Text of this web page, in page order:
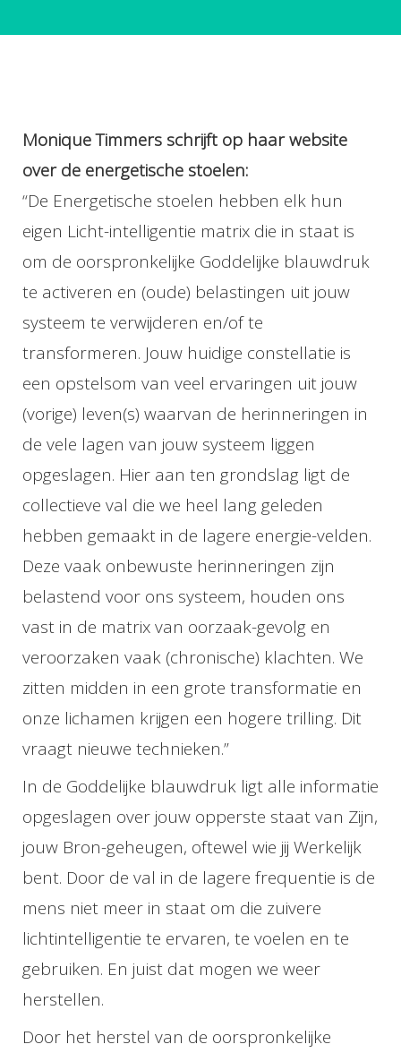
Monique Timmers schrijft op haar website
over de energetische stoelen:
“De Energetische stoelen hebben elk hun
eigen Licht-intelligentie matrix die in staat is
om de oorspronkelijke Goddelijke blauwdruk
te activeren en (oude) belastingen uit jouw
systeem te verwijderen en/of te
transformeren. Jouw huidige constellatie is
een opstelsom van veel ervaringen uit jouw
(vorige) leven(s) waarvan de herinneringen in
de vele lagen van jouw systeem liggen
opgeslagen. Hier aan ten grondslag ligt de
collectieve val die we heel lang geleden
hebben gemaakt in de lagere energie-velden.
Deze vaak onbewuste herinneringen zijn
belastend voor ons systeem, houden ons
vast in de matrix van oorzaak-gevolg en
veroorzaken vaak (chronische) klachten. We
zitten midden in een grote transformatie en
onze lichamen krijgen een hogere trilling. Dit
vraagt nieuwe technieken.”
In de Goddelijke blauwdruk ligt alle informatie
opgeslagen over jouw opperste staat van Zijn,
jouw Bron-geheugen, oftewel wie jij Werkelijk
bent. Door de val in de lagere frequentie is de
mens niet meer in staat om die zuivere
lichtintelligentie te ervaren, te voelen en te
gebruiken. En juist dat mogen we weer
herstellen.
Door het herstel van de oorspronkelijke